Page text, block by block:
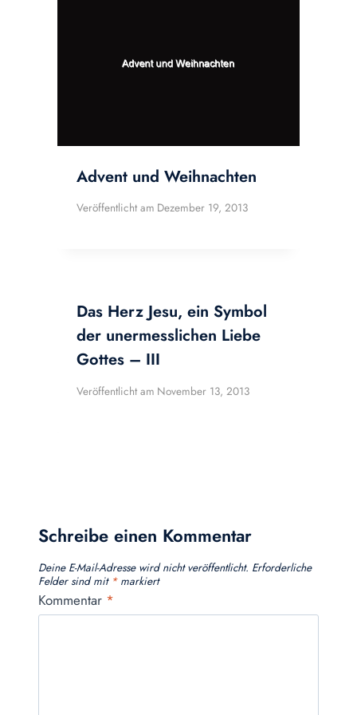
Advent und Weihnachten
Veröffentlicht am Dezember 19, 2013
Das Herz Jesu, ein Symbol
der unermesslichen Liebe
Gottes – III
Veröffentlicht am November 13, 2013
Schreibe einen Kommentar
Deine E-Mail-Adresse wird nicht veröffentlicht. Erforderliche
Felder sind mit *markiert
Kommentar *